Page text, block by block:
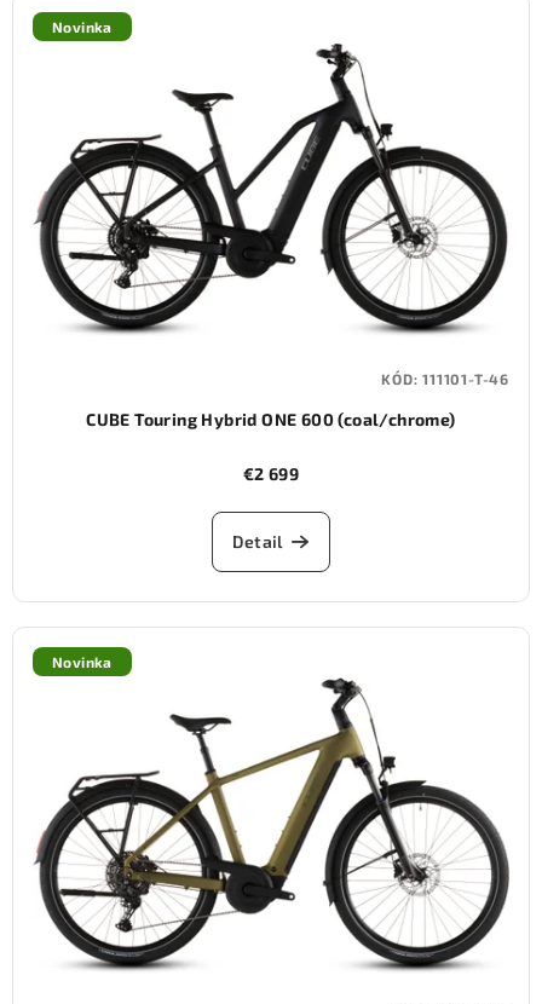
Novinka
CUBE Touring Hybrid ONE 600 (coal/chrome)
€2 699
Detail
KÓD:111101-T-46
Novinka